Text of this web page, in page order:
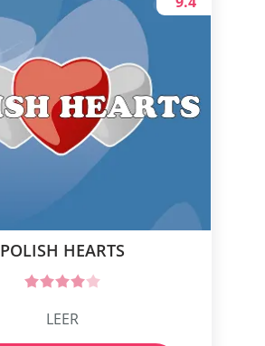
POLISH HEARTS
LEER